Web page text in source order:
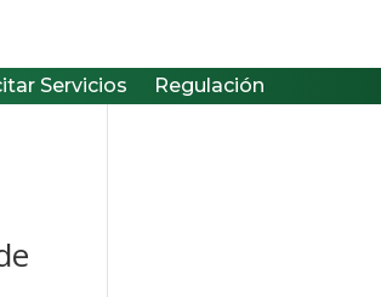
Servicios Regulación